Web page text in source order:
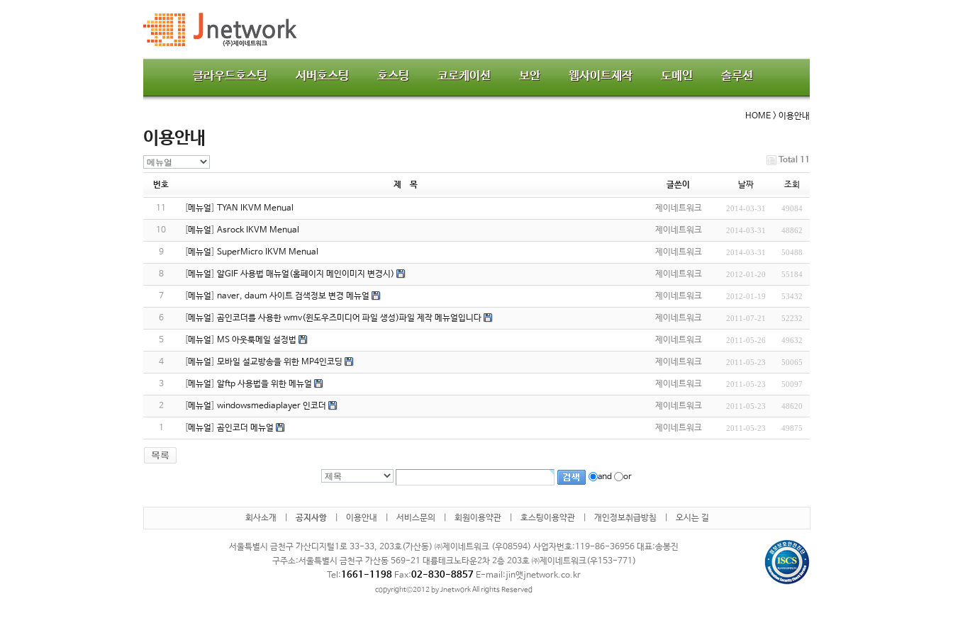
클라우드호스팅 서버호스팅 호스팅 코로케이션 보안 웹사이트제작 도메인 솔루션
HOME > 이용안내
이용안내
Total 11
번호 제 목 글쓴이 날짜 조회
11 메뉴얼 TYAN IKVM Menual 제이네트워크 2014-03-31 49084
10 메뉴얼 Asrock IKVM Menual 제이네트워크 2014-03-31 48862
9 메뉴얼 SuperMicro IKVM Menual 제이네트워크 2014-03-31 50488
8 메뉴얼 알GIF 사용법 매뉴얼(홈페이지 메인이미지 변경시) 제이네트워크 2012-01-20 55184
7 메뉴얼 naver, daum 사이트 검색정보 변경 메뉴얼 제이네트워크 2012-01-19 53432
6 메뉴얼 곰인코더를 사용한 wmv(윈도우즈미디어 파일 생성)파일 제작 메뉴얼입니다 제이네트워크 2011-07-21 52232
5 메뉴얼 MS 아웃룩메일 설정법 제이네트워크 2011-05-26 49632
4 메뉴얼 모바일 설교방송을 위한 MP4인코딩 제이네트워크 2011-05-23 50065
3 메뉴얼 알ftp 사용법을 위한 메뉴얼 제이네트워크 2011-05-23 50097
2 메뉴얼 windowsmediaplayer 인코더 제이네트워크 2011-05-23 48620
1 메뉴얼 곰인코더 메뉴얼 제이네트워크 2011-05-23 49875
and or
회사소개 공지사항| 이용안내 서비스문의 회원이용약관| 호스팅이용약관| 개인정보취급방침 오시는 길
서울특별시 금천구 가산디지털1로 33-33, 203호(가산동) ㈜제이네트워크 (우08594) 사업자번호:119-86-36956 대표:송봉진
구주소:서울특별시 금천구 가산동 569-21 대륭테크노타운2차 2층 203호 ㈜제이네트워크(우153-771)
Tel:1661-1198 Fax:02-830-8857 E-mail:jin앳jnetwork.co.kr
copyright©2012 by Jnetwork All rights Reserved